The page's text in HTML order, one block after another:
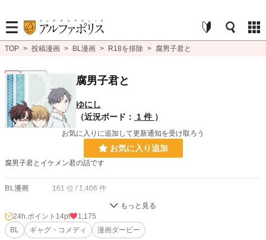
TOP > 投稿漫画 > BL漫画 > R18を排除 > 腐男子君と
BL 連載中 腐男子君と
ゆにし
（近況ボード：
1 件 ）
お気に入りに追加して更新通知を受け取ろう
お気に入り追加
腐男子君とイケメン君の話です
BL漫画 161 位 / 1,406 件
お気に入り 2,920
24h.ポイント 14pt
1,175
BL
ギャグ・コメディ 漫画ダービー